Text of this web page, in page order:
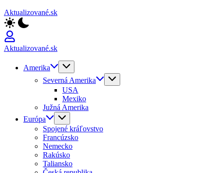
Aktualizované.sk
Aktualizované.sk
Amerika
Severná Amerika
USA
Mexiko
Južná Amerika
Európa
Spojené kráľovstvo
Francúzsko
Nemecko
Rakúsko
Taliansko